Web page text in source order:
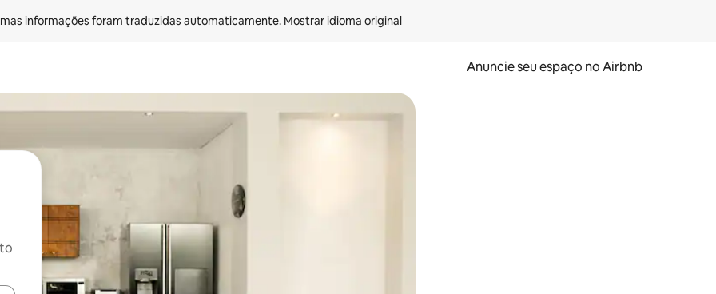
informações foram traduzidas automaticamente. Mostrar idioma original
Anuncie seu espaço no Airbnb